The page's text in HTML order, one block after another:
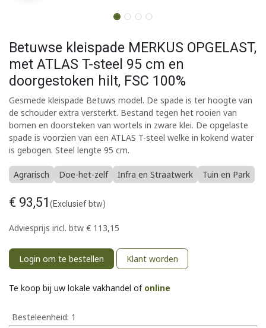
Betuwse kleispade MERKUS OPGELAST,
met ATLAS T-steel 95 cm en
doorgestoken hilt, FSC 100%
Gesmede kleispade Betuws model. De spade is ter hoogte van
de schouder extra versterkt. Bestand tegen het rooien van
bomen en doorsteken van wortels in zware klei. De opgelaste
spade is voorzien van een ATLAS T-steel welke in kokend water
is gebogen. Steel lengte 95 cm.
Agrarisch Doe-het-zelf Infra en Straatwerk Tuin en Park
€ 93,51 (Exclusief btw)
Adviesprijs incl. btw € 113,15
Login om te bestellen Klant worden
Te koop bij uw lokale vakhandel of online
Besteleenheid: 1